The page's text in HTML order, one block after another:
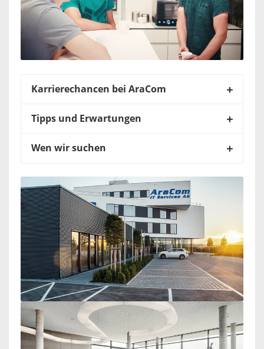
Karrierechancen bei AraCom
Tipps und Erwartungen
Wen wir suchen